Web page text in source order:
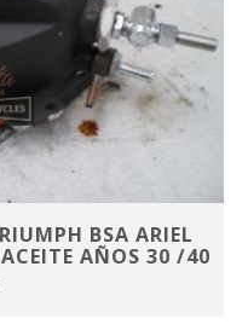
BSA ARIEL
AÑOS 30 /40